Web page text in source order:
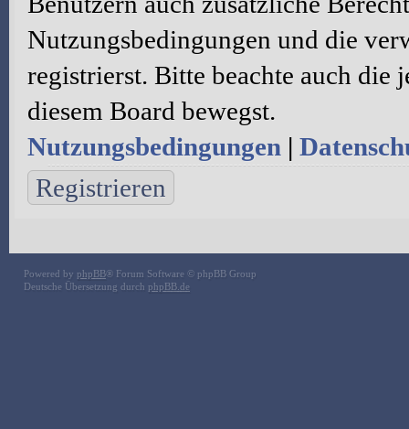
Nutzungsbedingungen und die
registrierst. Bitte beachte auch
diesem Board bewegst.
Nutzungsbedingungen |
Registrieren
Powered by phpBB® Forum Software © phpBB Group
Deutsche Übersetzung durch phpBB.de